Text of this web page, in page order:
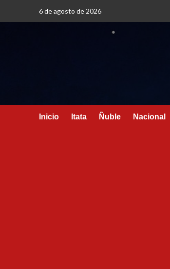
6 de agosto de 2026
Inicio Itata Ñuble Nacional